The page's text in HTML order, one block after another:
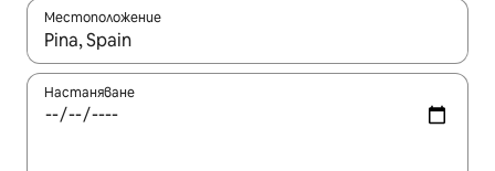
Местоположение
Когато резултатите се покажат, използвайте
Настаняване